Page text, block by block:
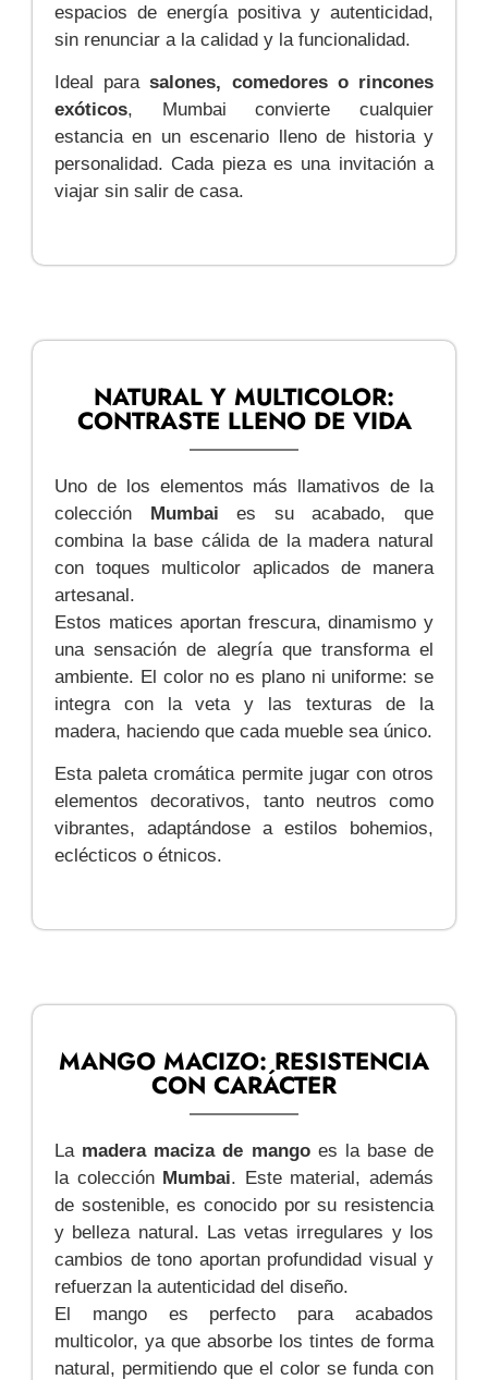
espacios de energía positiva y autenticidad,
sin renunciar a la calidad y la funcionalidad.
Ideal parasalones, comedores o rincones
exóticos, Mumbai convierte cualquier
estancia en un escenario lleno de historia y
personalidad. Cada pieza es una invitación a
viajar sin salir de casa.
NATURAL Y MULTICOLOR:
CONTRASTE LLENO DE VIDA
Uno de los elementos más llamativos de la
colección Mumbai es su acabado, que
combina la base cálida de la madera natural
con toques multicolor aplicados de manera
artesanal.
Estos matices aportan frescura, dinamismo y
una sensación de alegría que transforma el
ambiente. El color no es plano ni uniforme: se
integra con la veta y las texturas de la
madera, haciendo que cada mueble sea único.
Esta paleta cromática permite jugar con otros
elementos decorativos, tanto neutros como
vibrantes, adaptándose a estilos bohemios,
eclécticos o étnicos.
MANGO MACIZO: RESISTENCIA
CON CARÁCTER
La madera maciza de mangoes la base de
la colección Mumbai. Este material, además
de sostenible, es conocido por su resistencia
y belleza natural. Las vetas irregulares y los
cambios de tono aportan profundidad visual y
refuerzan la autenticidad del diseño.
El mango es perfecto para acabados
multicolor, ya que absorbe los tintes de forma
natural, permitiendo que el color se funda con